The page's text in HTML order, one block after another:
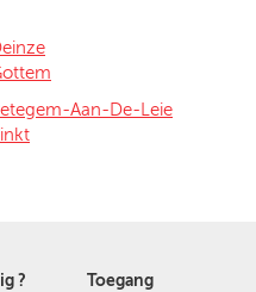
Aan-De-Leie
? Toegang